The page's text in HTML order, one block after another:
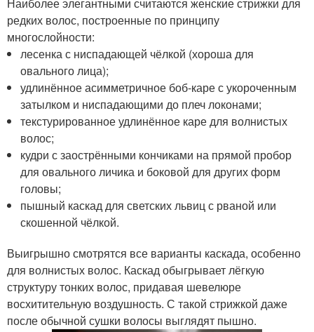
редких волос, построенные по принципу
многослойности:
лесенка с ниспадающей чёлкой (хороша для
овального лица);
удлинённое асимметричное боб-каре с укороченным
затылком и ниспадающими до плеч локонами;
текстурированное удлинённое каре для волнистых
волос;
кудри с заострёнными кончиками на прямой пробор
для овального личика и боковой для других форм
головы;
пышный каскад для светских львиц с рваной или
скошенной чёлкой.
Выигрышно смотрятся все варианты каскада, особенно
для волнистых волос. Каскад обыгрывает лёгкую
структуру тонких волос, придавая шевелюре
восхитительную воздушность. С такой стрижкой даже
после обычной сушки волосы выглядят пышно.